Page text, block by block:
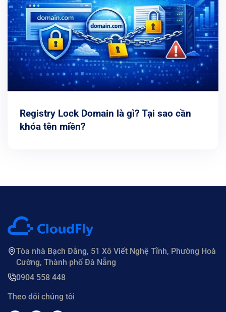
Registry Lock Domain là gì? Tại sao cần
khóa tên miền?
Tòa nhà Bạch Đằng, 51 Xô Viết Nghệ Tĩnh, Phường Hoà
Cường, Thành phố Đà Nẵng
0904 558 448
Theo dõi chúng tôi